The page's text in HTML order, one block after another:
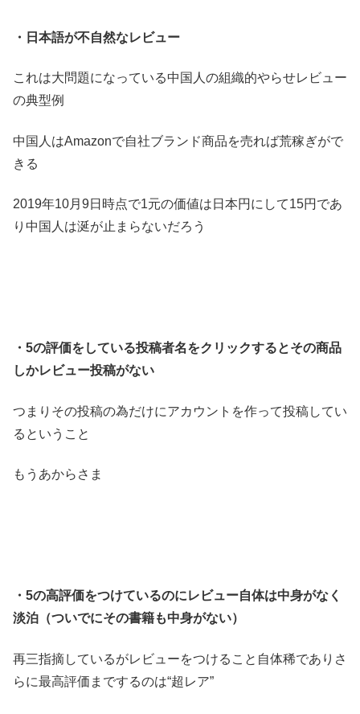
・日本語が不自然なレビュー
これは大問題になっている中国人の組織的やらせレビュー
の典型例
中国人はAmazonで自社ブランド商品を売れば荒稼ぎがで
きる
2019年10月9日時点で1元の価値は日本円にして15円であ
り中国人は涎が止まらないだろう
・5の評価をしている投稿者名をクリックするとその商品
しかレビュー投稿がない
つまりその投稿の為だけにアカウントを作って投稿してい
るということ
もうあからさま
・5の高評価をつけているのにレビュー自体は中身がなく
淡泊（ついでにその書籍も中身がない）
再三指摘しているがレビューをつけること自体稀でありさ
らに最高評価までするのは“超レア”